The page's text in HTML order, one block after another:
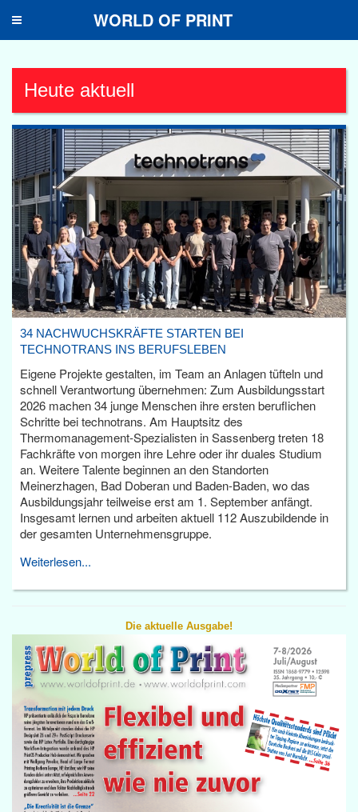
Toggle
WORLD OF PRINT
Heute aktuell
34 NACHWUCHSKRÄFTE STARTEN BEI
TECHNOTRANS INS BERUFSLEBEN
Eigene Projekte gestalten, im Team an Anlagen tüfteln und
schnell Verantwortung übernehmen: Zum Ausbildungsstart
2026 machen 34 junge Menschen ihre ersten beruflichen
Schritte bei technotrans. Am Hauptsitz des
Thermomanagement-Spezialisten in Sassenberg treten 18
Fachkräfte von morgen ihre Lehre oder ihr duales Studium
an. Weitere Talente beginnen an den Standorten
Meinerzhagen, Bad Doberan und Baden-Baden, wo das
Ausbildungsjahr teilweise erst am 1. September anfängt.
Insgesamt lernen und arbeiten aktuell 112 Auszubildende in
der gesamten Unternehmensgruppe.
Weiterlesen...
Die aktuelle Ausgabe!